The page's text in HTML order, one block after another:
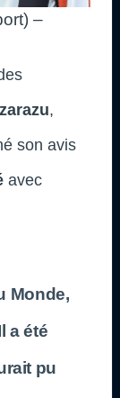
–
,
son avis
avec
Monde,
a été
pu